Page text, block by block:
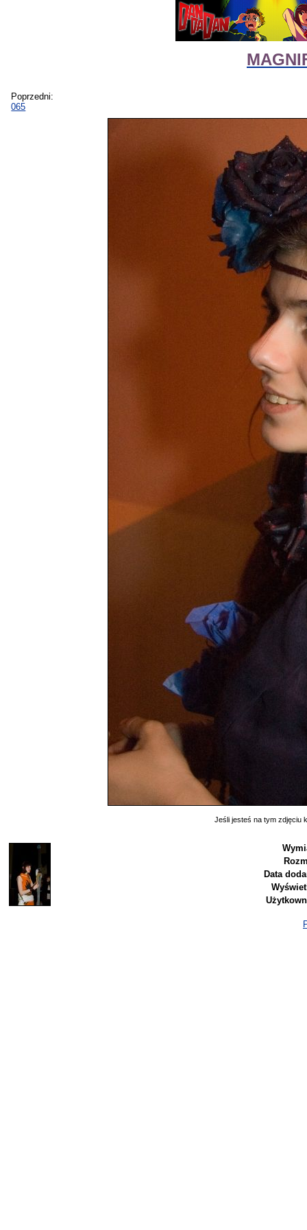
Poprzedni:
065
Jeśli jesteś na tym zdjęciu
Data